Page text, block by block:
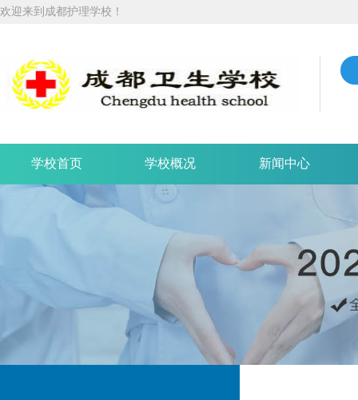
欢迎来到成都护理学校！
学校首页 学校概况 新闻中心